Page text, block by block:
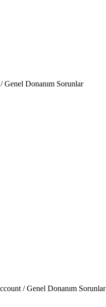
Donanım Sorunlar
Account / Genel Donanım Sorunlar